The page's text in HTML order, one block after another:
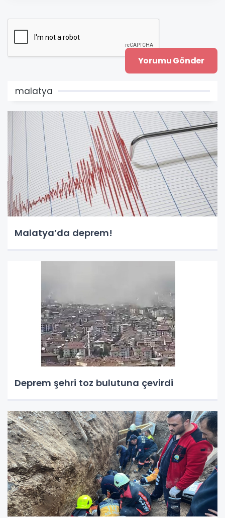
malatya
Malatya’da deprem!
Deprem şehri toz bulutuna çevirdi